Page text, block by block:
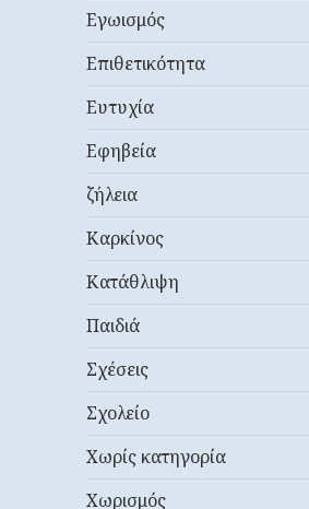
Εγωισμός
Επιθετικότητα
Ευτυχία
Εφηβεία
ζήλεια
Καρκίνος
Κατάθλιψη
Παιδιά
Σχέσεις
Σχολείο
Χωρίς κατηγορία
Χωρισμός